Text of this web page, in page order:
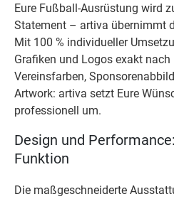
Eure Fußball-Ausrüstung wird
Statement – artiva übernimmt
Mit 100 % individueller
Grafiken und Logos exakt
Vereinsfarben,
Artwork: artiva setzt Eure
professionell um.
Design und
Funktion
Die maßgeschneiderte